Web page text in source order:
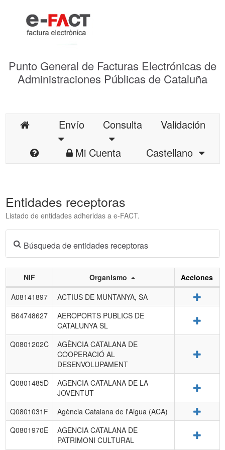
Punto General de Facturas Electrónicas de
Administraciones Públicas de Cataluña
Envío Consulta
Validación
Mi Cuenta
Castellano
Entidades receptoras
Listado de entidades adheridas a e-FACT.
Búsqueda de entidades receptoras
Listado
de
entidades
NIF Organismo
Acciones
A08141897
ACTIUS DE MUNTANYA, SA
B64748627
AEROPORTS PUBLICS DE
CATALUNYA SL
Q0801202C
AGÈNCIA CATALANA DE
COOPERACIÓ AL
DESENVOLUPAMENT
Q0801485D
AGENCIA CATALANA DE LA
JOVENTUT
Q0801031F Agència Catalana de l'Aigua (ACA)
Q0801970E
AGENCIA CATALANA DE
PATRIMONI CULTURAL